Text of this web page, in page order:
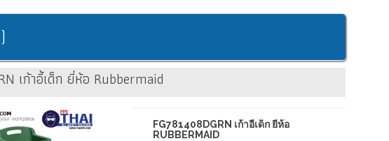
เก้าอี้เด็ก ยี่ห้อ Rubbermaid
FG781408DGRN เก้าอี้เด็ก ยี่ห้อ
RUBBERMAID